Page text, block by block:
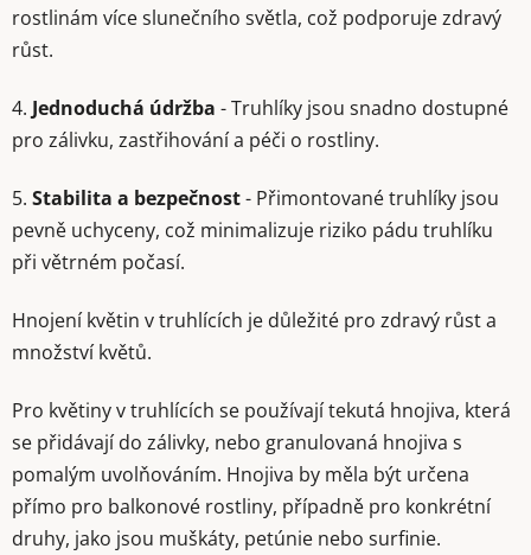
rostlinám více slunečního světla, což podporuje zdravý
růst.
4. Jednoduchá údržba - Truhlíky jsou snadno dostupné
pro zálivku, zastřihování a péči o rostliny.
5. Stabilita a bezpečnost- Přimontované truhlíky jsou
pevně uchyceny, což minimalizuje riziko pádu truhlíku
při větrném počasí.
Hnojení květin v truhlících je důležité pro zdravý růst a
množství květů.
Pro květiny v truhlících se používají tekutá hnojiva, která
se přidávají do zálivky, nebo granulovaná hnojiva s
pomalým uvolňováním. Hnojiva by měla být určena
přímo pro balkonové rostliny, případně pro konkrétní
druhy, jako jsou muškáty, petúnie nebo surfinie.